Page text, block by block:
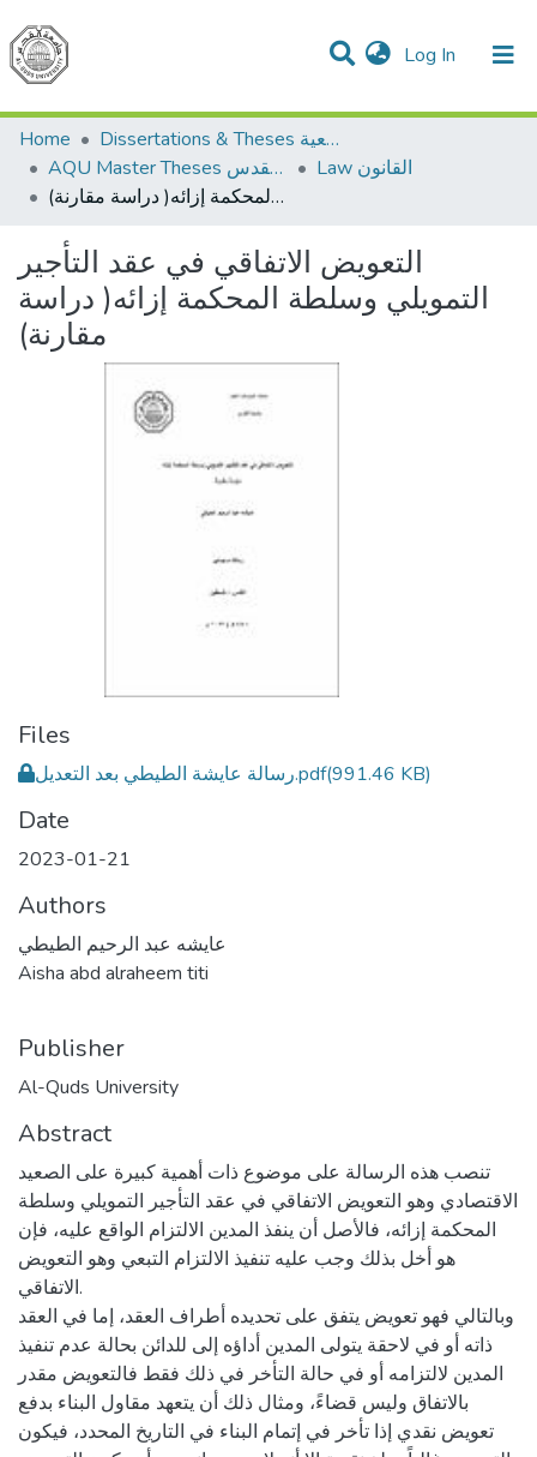
Log In (current)
Communities & Collections
All of DSpace
Home
Dissertations & Theses الرسائل الجامعية
AQU Master Theses الرسائل الجامعية الخاصة بجامعة القدس
Law القانون
التعويض الاتفاقي في عقد التأجير التمويلي وسلطة المحكمة إزائه( دراسة مقارنة)
التعويض الاتفاقي في عقد التأجير
التمويلي وسلطة المحكمة إزائه( دراسة
مقارنة)
Files
رسالة عايشة الطيطي بعد التعديل.pdf(991.46 KB)
Date
2023-01-21
Authors
عايشه عبد الرحيم الطيطي
Aisha abd alraheem titi
Publisher
Al-Quds University
Abstract
تنصب هذه الرسالة على موضوع ذات أهمية كبيرة على الصعيد
الاقتصادي وهو التعويض الاتفاقي في عقد التأجير التمويلي وسلطة
المحكمة إزائه، فالأصل أن ينفذ المدين الالتزام الواقع عليه، فإن
هو أخل بذلك وجب عليه تنفيذ الالتزام التبعي وهو التعويض
الاتفاقي.
وبالتالي فهو تعويض يتفق على تحديده أطراف العقد، إما في العقد
ذاته أو في لاحقة يتولى المدين أداؤه إلى للدائن بحالة عدم تنفيذ
المدين لالتزامه أو في حالة التأخر في ذلك فقط فالتعويض مقدر
بالاتفاق وليس قضاءً، ومثال ذلك أن يتعهد مقاول البناء بدفع
تعويض نقدي إذا تأخر في إتمام البناء في التاريخ المحدد، فيكون